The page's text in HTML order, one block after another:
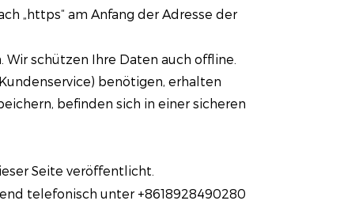
„https“ am Anfang der Adresse der
schützen Ihre Daten auch offline.
benötigen, erhalten
befinden sich in einer sicheren
Seite veröffentlicht.
telefonisch unter +8618928490280